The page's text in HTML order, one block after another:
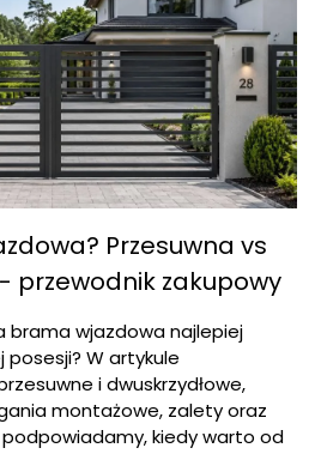
Przesuwna vs
przewodnik zakupowy
brama wjazdowa najlepiej
posesji? W artykule
i dwuskrzydłowe,
montażowe, zalety oraz
kiedy warto od